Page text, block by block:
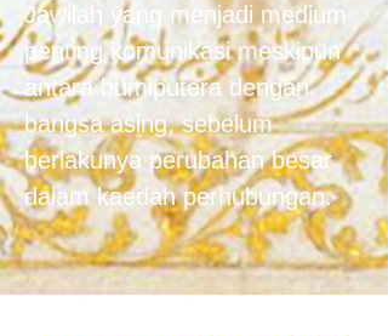
Jawilah yang menjadi medium
penting komunikasi meskipun
antara bumiputera dengan
bangsa asing, sebelum
berlakunya perubahan besar
dalam kaedah perhubungan.